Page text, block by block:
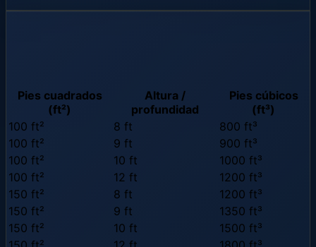
Pies cuadrados
(ft²)
Altura /
profundidad
Pies cúbicos
(ft³)
100 ft²
8 ft
800 ft³
100 ft²
9 ft
900 ft³
100 ft²
10 ft
1000 ft³
100 ft²
12 ft
1200 ft³
150 ft²
8 ft
1200 ft³
150 ft²
9 ft
1350 ft³
150 ft²
10 ft
1500 ft³